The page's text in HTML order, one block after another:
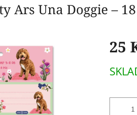
Ars Una Doggie –
25
cena: